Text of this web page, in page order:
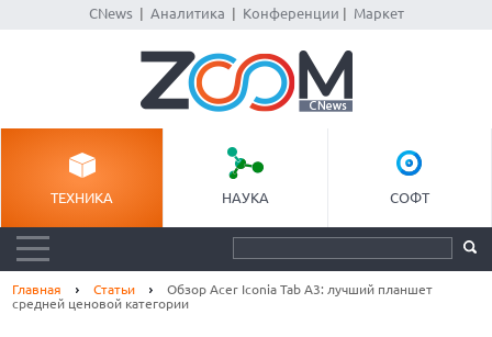
CNews| Аналитика Конференции Маркет
ТЕХНИКА НАУКА СОФТ
Главная Статьи
Обзор Acer Iconia Tab A3: лучший планшет
средней ценовой категории